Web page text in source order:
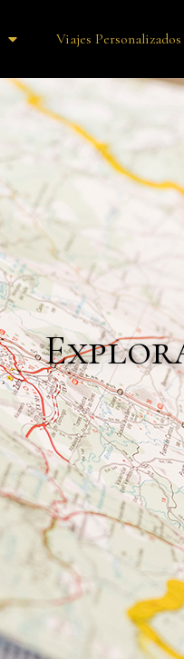
Viajes Personalizados